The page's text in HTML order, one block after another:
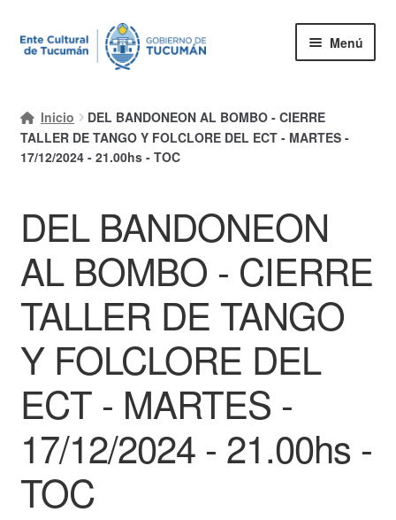
Ir
a
Ir
al
Menú
Mi cuenta
Finalizar compra
Inicio
DEL BANDONEON AL BOMBO - CIERRE
TALLER DE TANGO Y FOLCLORE DEL ECT - MARTES -
17/12/2024 - 21.00hs - TOC
DEL BANDONEON
AL BOMBO - CIERRE
TALLER DE TANGO
Y FOLCLORE DEL
ECT - MARTES -
17/12/2024 - 21.00hs -
TOC